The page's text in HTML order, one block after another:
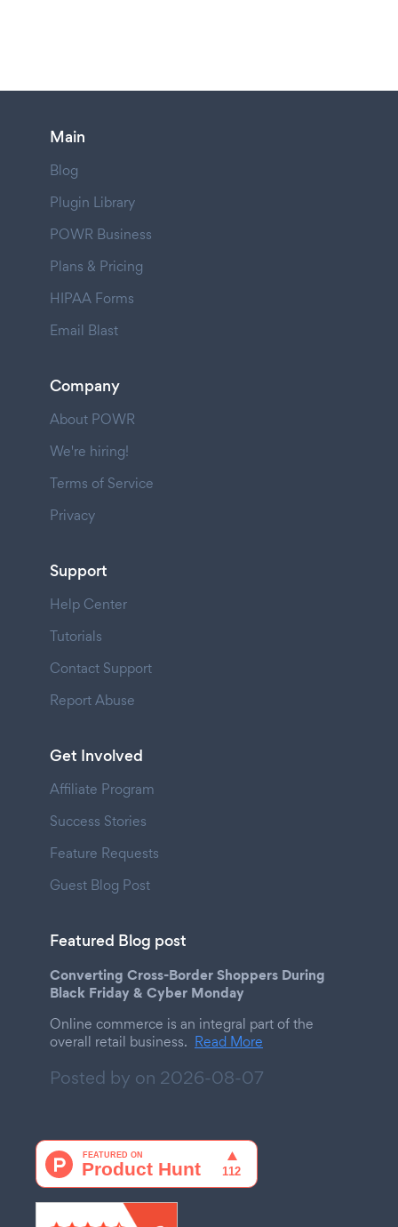
Main
Blog
Plugin Library
POWR Business
Plans & Pricing
HIPAA Forms
Email Blast
Company
About POWR
We're hiring!
Terms of Service
Privacy
Support
Help Center
Tutorials
Contact Support
Report Abuse
Get Involved
Affiliate Program
Success Stories
Feature Requests
Guest Blog Post
Featured Blog post
Converting Cross-Border Shoppers During
Black Friday & Cyber Monday
Online commerce is an integral part of the
overall retail business. Read More
Posted by on 2026-08-07